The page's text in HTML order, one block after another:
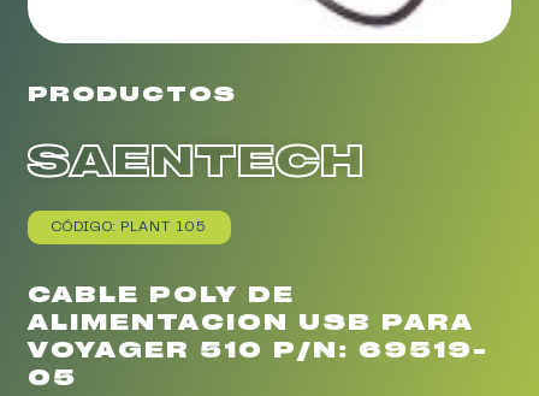
PRODUCTOS
SAENTECH
CÓDIGO: PLANT 105
CABLE POLY DE
ALIMENTACION USB PARA
VOYAGER 510 P/N: 69519-
05